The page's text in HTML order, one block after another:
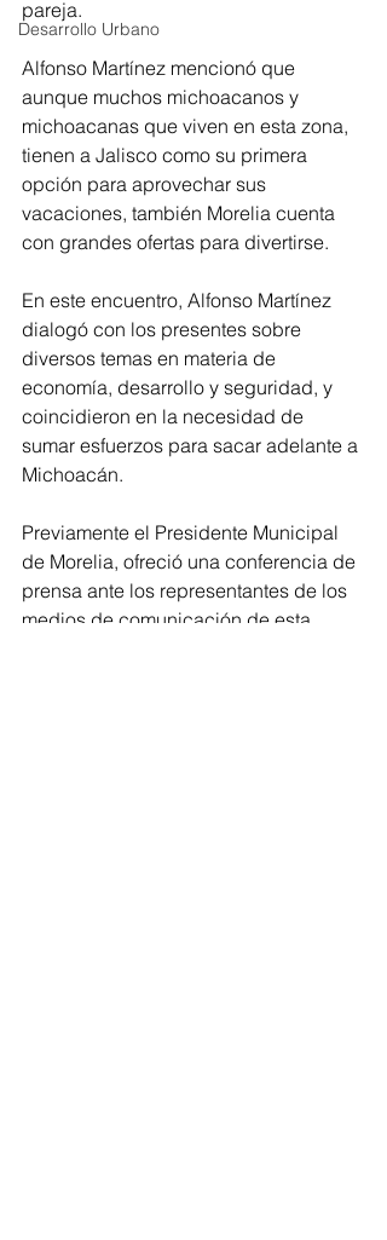
Desarrollo Urbano
pareja.
Alfonso Martínez mencionó que
aunque muchos michoacanos y
michoacanas que viven en esta zona,
tienen a Jalisco como su primera
opción para aprovechar sus
vacaciones, también Morelia cuenta
con grandes ofertas para divertirse.
En este encuentro, Alfonso Martínez
dialogó con los presentes sobre
diversos temas en materia de
economía, desarrollo y seguridad, y
coincidieron en la necesidad de
sumar esfuerzos para sacar adelante a
Michoacán.
Previamente el Presidente Municipal
de Morelia, ofreció una conferencia de
prensa ante los representantes de los
medios de comunicación de esta